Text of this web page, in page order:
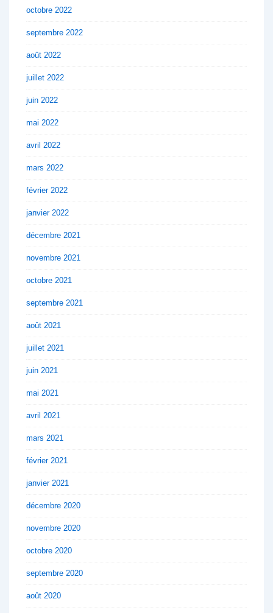
octobre 2022
septembre 2022
août 2022
juillet 2022
juin 2022
mai 2022
avril 2022
mars 2022
février 2022
janvier 2022
décembre 2021
novembre 2021
octobre 2021
septembre 2021
août 2021
juillet 2021
juin 2021
mai 2021
avril 2021
mars 2021
février 2021
janvier 2021
décembre 2020
novembre 2020
octobre 2020
septembre 2020
août 2020